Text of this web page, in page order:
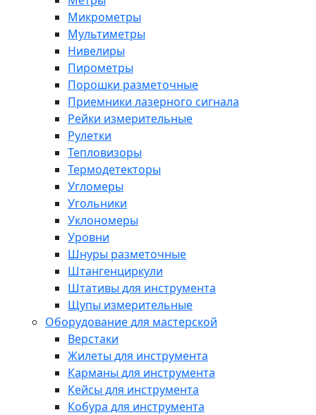
Микрометры
Мультиметры
Нивелиры
Пирометры
Порошки разметочные
Приемники лазерного сигнала
Рейки измерительные
Рулетки
Тепловизоры
Термодетекторы
Угломеры
Угольники
Уклономеры
Уровни
Шнуры разметочные
Штангенциркули
Штативы для инструмента
Щупы измерительные
Оборудование для мастерской
Верстаки
Жилеты для инструмента
Карманы для инструмента
Кейсы для инструмента
Кобура для инструмента